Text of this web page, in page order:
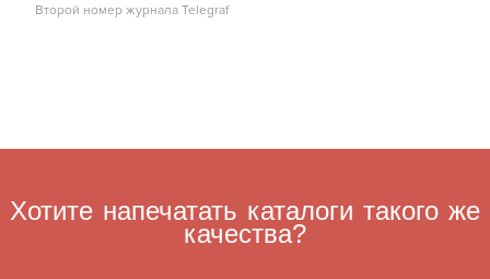
Второй номер журнала Telegraf
Хотите напечатать каталоги такого же
качества?